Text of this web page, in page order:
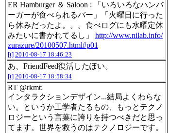
ER Hamburger ＆ Saloon : 「いろいろなハンバ
ーガーが食べられるバー」「火曜日に行った
ら休みだったよ。。。食べログにも水曜定休
みたいに書かれてるし」 http://www.nilab.info/
zurazure/20100507.html#p01
[t] 2010-08-17 18:46:23
あ、FriendFeed復活したぽい。
[t] 2010-08-17 18:58:34
RT @rkmt:
インタラクションデザイン...結局よくわらな
い。というか工学者たるもの、もっとテクノ
ロジーという言葉に誇りを持つべきだと思っ
てます。世界を救うのはテクノロジーです。